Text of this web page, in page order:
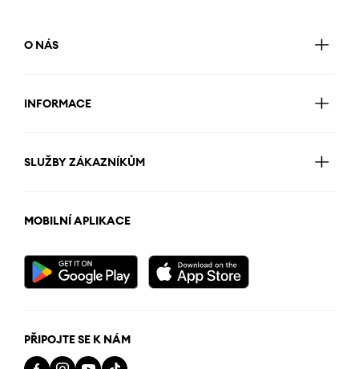
O NÁS
INFORMACE
SLUŽBY ZÁKAZNÍKŮM
MOBILNÍ APLIKACE
PŘIPOJTE SE K NÁM